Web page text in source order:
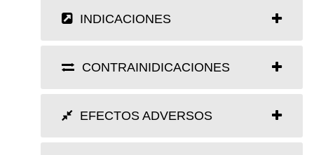
INDICACIONES
CONTRAINIDICACIONES
EFECTOS ADVERSOS